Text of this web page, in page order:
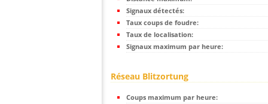
Signaux détectés:
Taux coups de foudre:
Taux de localisation:
Signaux maximum par heure:
Réseau Blitzortung
Coups maximum par heure: